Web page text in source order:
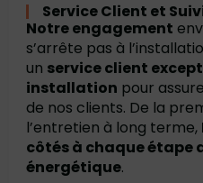
Service Client et
Notre engagement
s’arrête pas à
un service client
installation pour
de nos clients. De la
l’entretien à long terme,
côtés à chaque étape
énergétique.